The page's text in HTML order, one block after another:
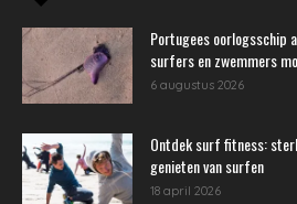
Portugees oorlogsschip
surfers en zwemmers
6 augustus 2026
Ontdek surf fitness:
genieten van surfen
18 april 2026